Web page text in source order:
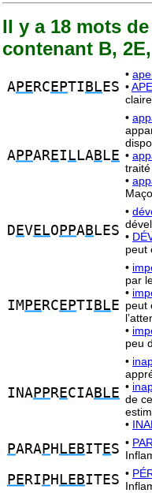
Il y a 18 mots
contenant B,
APE RC EPTI BL ES
•
•
APPAREI L LAB L E
•
•
•
D EVELO PPAB LES
•
•
peut
IM PE RC EPTI BL E
•
par
•
peut
•
peu
INAPP RECIABLE
•
•
de
•
PARAP H LEBITES •
PE RI P H LEBITES •